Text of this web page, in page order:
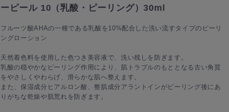
ーピール 10（乳酸・ピーリング）30ml
フルーツ酸AHAの一種である乳酸を10%配合した洗い流すタイプのピーリ
ングローション
天然着色料を使用した色つき美容液で、洗い残しを防ぎます。
乳酸の穏やかなピーリング作用により、肌トラブルのもととなる古い角質
をやさしくやわらげ、滑らかな肌へ整えます。
また、保湿成分ヒアルロン酸、整肌成分アラントインがピーリング後にあ
りがちな乾燥や肌荒れを防ぎます。